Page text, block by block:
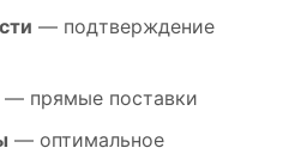
— подтверждение
— прямые поставки
— оптимальное